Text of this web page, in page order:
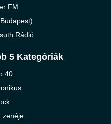
FM
Rádió
5 Kategóriák
40
zenéje